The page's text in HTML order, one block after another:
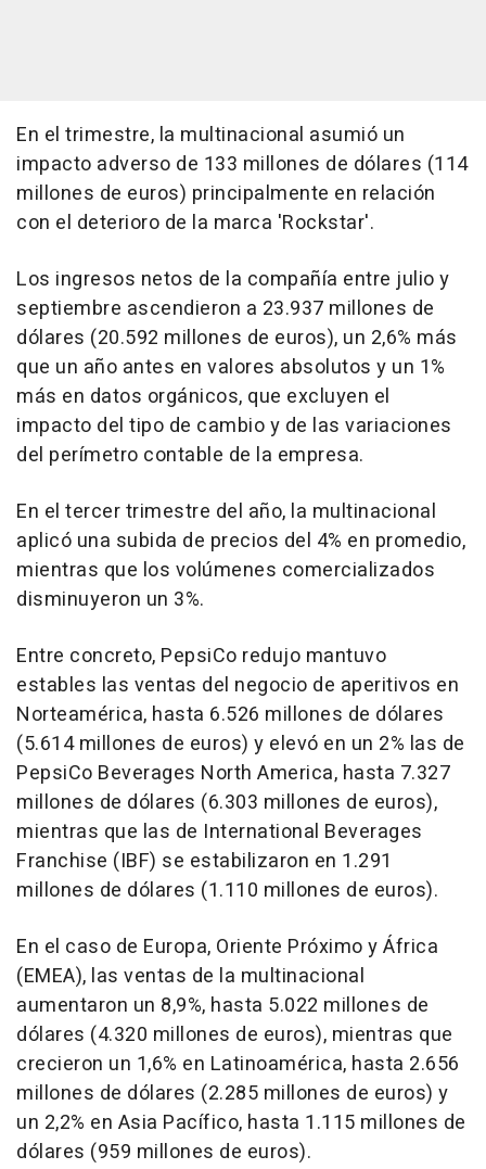
En el trimestre, la multinacional asumió un
impacto adverso de 133 millones de dólares (114
millones de euros) principalmente en relación
con el deterioro de la marca 'Rockstar'.
Los ingresos netos de la compañía entre julio y
septiembre ascendieron a 23.937 millones de
dólares (20.592 millones de euros), un 2,6% más
que un año antes en valores absolutos y un 1%
más en datos orgánicos, que excluyen el
impacto del tipo de cambio y de las variaciones
del perímetro contable de la empresa.
En el tercer trimestre del año, la multinacional
aplicó una subida de precios del 4% en promedio,
mientras que los volúmenes comercializados
disminuyeron un 3%.
Entre concreto, PepsiCo redujo mantuvo
estables las ventas del negocio de aperitivos en
Norteamérica, hasta 6.526 millones de dólares
(5.614 millones de euros) y elevó en un 2% las de
PepsiCo Beverages North America, hasta 7.327
millones de dólares (6.303 millones de euros),
mientras que las de International Beverages
Franchise (IBF) se estabilizaron en 1.291
millones de dólares (1.110 millones de euros).
En el caso de Europa, Oriente Próximo y África
(EMEA), las ventas de la multinacional
aumentaron un 8,9%, hasta 5.022 millones de
dólares (4.320 millones de euros), mientras que
crecieron un 1,6% en Latinoamérica, hasta 2.656
millones de dólares (2.285 millones de euros) y
un 2,2% en Asia Pacífico, hasta 1.115 millones de
dólares (959 millones de euros).